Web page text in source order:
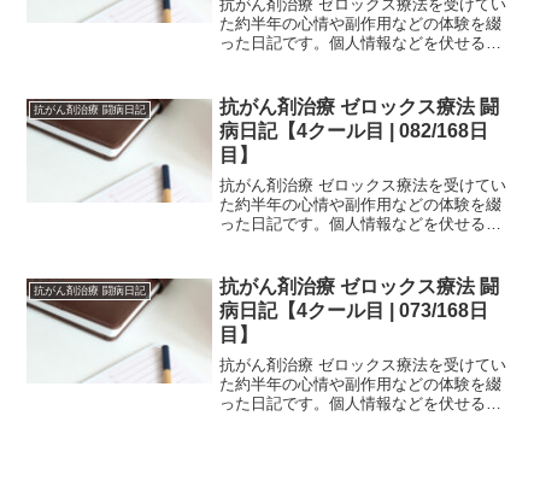
抗がん剤治療 ゼロックス療法を受けてい
た約半年の心情や副作用などの体験を綴
った日記です。個人情報などを伏せるた
す。治療中の方は、どの時期でどのよう
な副作用が生じるか参考...
抗がん剤治療 闘病日記
抗がん剤治療 ゼロックス療法 闘
病日記【4クール目 | 082/168日
目】
抗がん剤治療 ゼロックス療法を受けてい
た約半年の心情や副作用などの体験を綴
った日記です。個人情報などを伏せるた
す。治療中の方は、どの時期でどのよう
な副作用が生じるか参考...
抗がん剤治療 闘病日記
抗がん剤治療 ゼロックス療法 闘
病日記【4クール目 | 073/168日
目】
抗がん剤治療 ゼロックス療法を受けてい
た約半年の心情や副作用などの体験を綴
った日記です。個人情報などを伏せるた